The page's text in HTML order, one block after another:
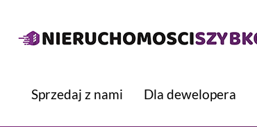
Sprzedaj z nami Dla dewelopera